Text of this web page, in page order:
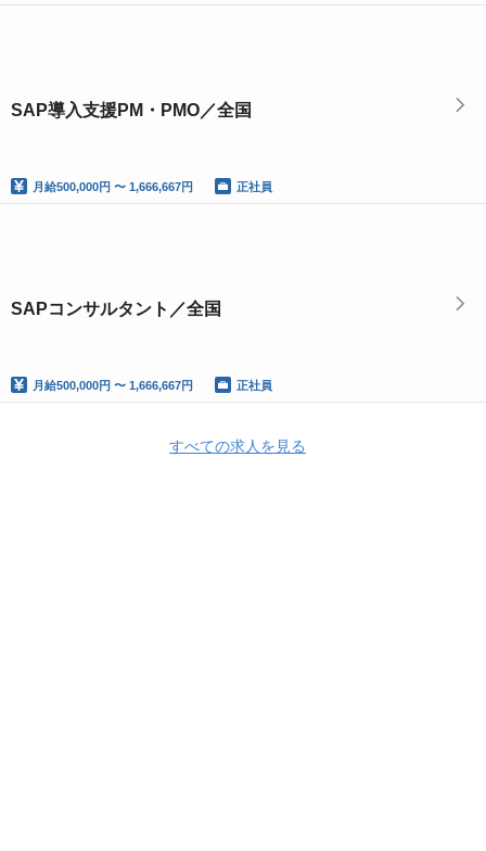
SAP導入支援PM・PMO／全国
月給500,000円 〜 1,666,667円 正社員
SAPコンサルタント／全国
月給500,000円 〜 1,666,667円 正社員
すべての求人を見る